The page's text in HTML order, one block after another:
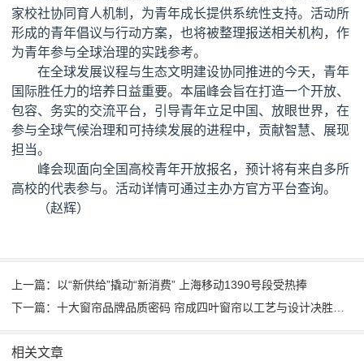
家校社协同育人机制，为青年成长提供系统性支持。活动所
形成的青年倡议与行动方案，也将被整理报送相关机构，作
为青年参与全球治理的实践参考。
在全球发展议程与生态文明建设协同推进的今天，青年
国际胜任力的培养日益重要。本届峰会旨在打造一个开放、
包容、务实的交流平台，引导青年立足中国、放眼世界，在
参与全球气候治理和可持续发展的进程中，贡献智慧、展现
担当。
峰会现面向全国高校青年开放报名，预计将有来自多所
高校的代表参与。活动详情可通过主办方官方平台查询。
（赵辉）
上一篇：以“新供给”撬动“新消费” 上海移动1390号段受热捧
相关文章